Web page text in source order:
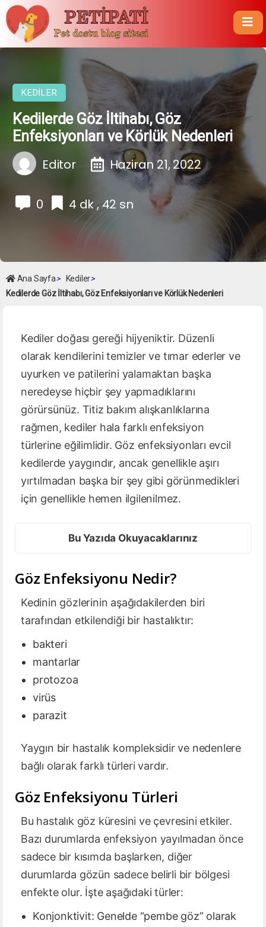
KEDILER
Kedilerde Göz İltihabı, Göz
Enfeksiyonları ve Körlük Nedenleri
Editor Haziran 21, 2022
0 4 dk , 42 sn
Ana Sayfa> Kediler>
Kedilerde Göz İltihabı, Göz Enfeksiyonları ve Körlük Nedenleri
Kediler doğası gereği hijyeniktir. Düzenli
olarak kendilerini temizler ve tımar ederler ve
uyurken ve patilerini yalamaktan başka
neredeyse hiçbir şey yapmadıklarını
görürsünüz. Titiz bakım alışkanlıklarına
rağmen, kediler hala farklı enfeksiyon
türlerine eğilimlidir. Göz enfeksiyonları evcil
kedilerde yaygındır, ancak genellikle aşırı
yırtılmadan başka bir şey gibi görünmedikleri
için genellikle hemen ilgilenilmez.
Bu Yazıda Okuyacaklarınız
Göz Enfeksiyonu Nedir?
Kedinin gözlerinin aşağıdakilerden biri
tarafından etkilendiği bir hastalıktır:
bakteri
mantarlar
protozoa
virüs
parazit
Yaygın bir hastalık kompleksidir ve nedenlere
bağlı olarak farklı türleri vardır.
Göz Enfeksiyonu Türleri
Bu hastalık göz küresini ve çevresini etkiler.
Bazı durumlarda enfeksiyon yayılmadan önce
sadece bir kısımda başlarken, diğer
durumlarda gözün sadece belirli bir bölgesi
enfekte olur. İşte aşağıdaki türler:
Konjonktivit: Genelde “pembe göz” olarak